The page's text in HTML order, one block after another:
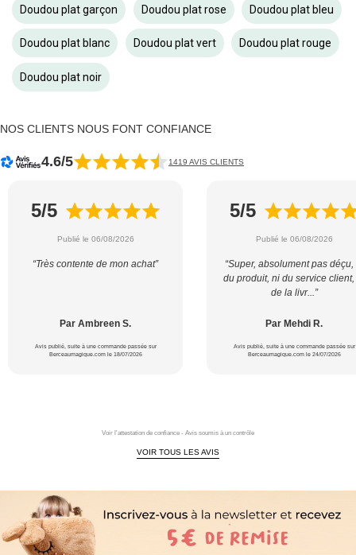
Doudou plat garçon Doudou plat rose Doudou plat bleu
Doudou plat blanc Doudou plat vert Doudou plat rouge
Doudou plat noir
NOS CLIENTS NOUS FONT CONFIANCE
4.6/5 1419 AVIS CLIENTS
5/5
Publié le 06/08/2026
“Très contente de mon achat”
Par Ambreen S.
Avis publié, suite à une commande passée sur
Berceaumagique.com le 18/07/2026
5/5
Publié le 06/08/2026
“Super, absolument pas déçu,
du produit, ni du service
de la livr...”
Par Mehdi R.
Avis publié, suite à une commande passée sur
Berceaumagique.com le 24/07/2026
Voir l'attestation de confiance - Avis soumis à un contrôle
VOIR TOUS LES AVIS